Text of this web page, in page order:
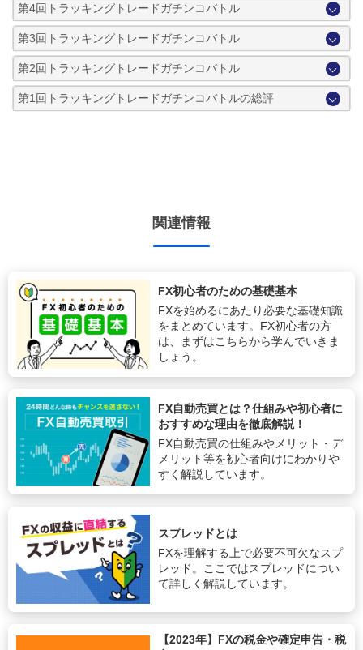
第4回トラッキングトレードガチンコバトル
第3回トラッキングトレードガチンコバトル
第2回トラッキングトレードガチンコバトル
第1回トラッキングトレードガチンコバトルの総評
関連情報
FX初心者のための基礎基本
FXを始めるにあたり必要な基礎知識
をまとめています。FX初心者の方
は、まずはこちらから学んでいきま
しょう。
FX自動売買とは？仕組みや初心者に
おすすめな理由を徹底解説！
FX自動売買の仕組みやメリット・デ
メリット等を初心者向けにわかりや
すく解説しています。
スプレッドとは
FXを理解する上で必要不可欠なスプ
レッド。ここではスプレッドについ
て詳しく解説しています。
【2023年】FXの税金や確定申告・税